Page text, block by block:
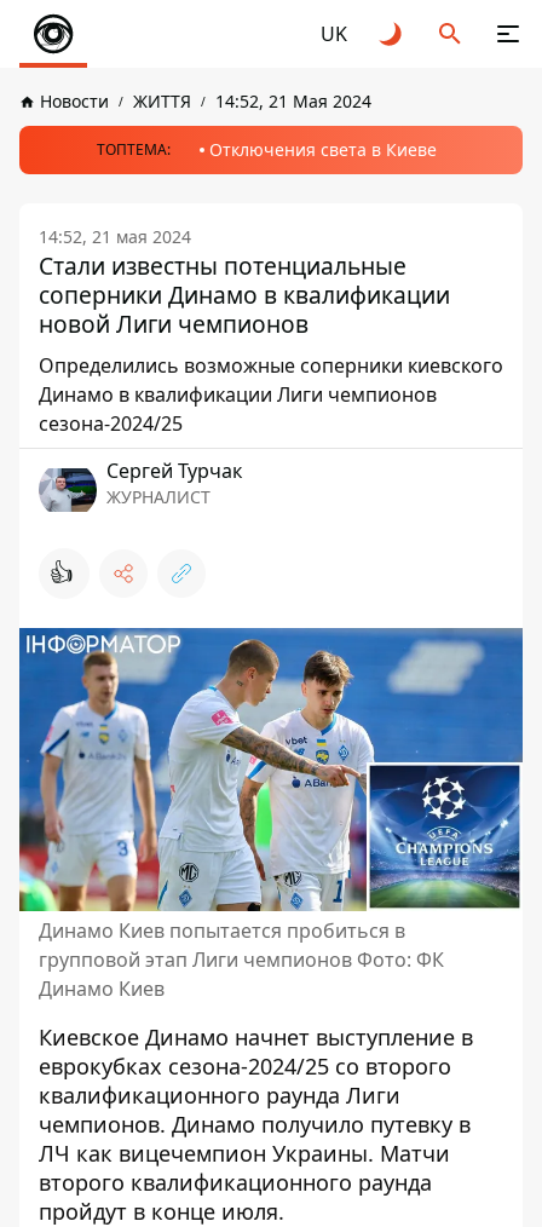
UK
Новости ЖИТТЯ 14:52, 21 Мая 2024
ТОПТЕМА: Отключения света в Киеве
14:52, 21 мая 2024
Стали известны потенциальные
соперники Динамо в квалификации
новой Лиги чемпионов
Определились возможные соперники киевского
Динамо в квалификации Лиги чемпионов
сезона-2024/25
Сергей Турчак
ЖУРНАЛИСТ
👍
Динамо Киев попытается пробиться в
групповой этап Лиги чемпионов Фото: ФК
Динамо Киев
Киевское Динамо начнет выступление в
еврокубках сезона-2024/25 со второго
квалификационного раунда Лиги
чемпионов. Динамо получило путевку в
ЛЧ как вицечемпион Украины. Матчи
второго квалификационного раунда
пройдут в конце июля.